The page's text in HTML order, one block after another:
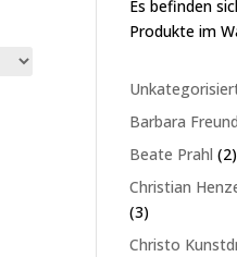
Es befinden
Produkte im
Barbara
Beate Prahl 22
Christian
33
Produkte
Christo